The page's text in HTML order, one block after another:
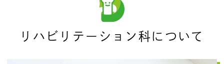
リハビリテーション科について